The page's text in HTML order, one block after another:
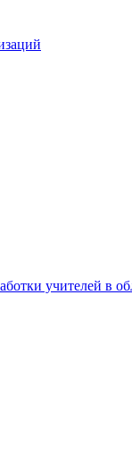
учителей в